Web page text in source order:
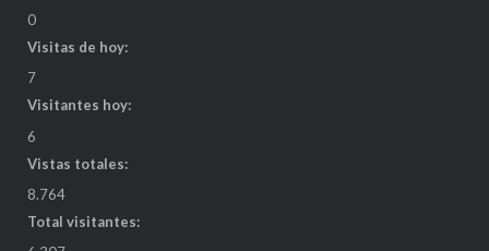
0
Visitas de hoy:
7
Visitantes hoy:
6
Vistas totales:
8.764
Total visitantes: